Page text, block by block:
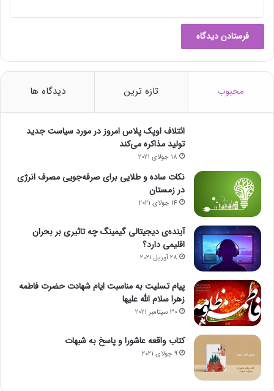
محبوب تازه ترین دیدگاه ها
ائتلاف اوپک پلاس امروز در مورد سیاست جدید
تولید مذاکره می‌کند
18 جولای 2021
نکات ساده و طلایی برای صرفه‌جویی مصرف انرژی
در زمستان
14 جولای 2021
آینده‌ی دیجیتالی گیمینگ چه تاثیری بر بحران
اقلیمی دارد؟
28 آوریل 2021
پیام تسلیت به مناسبت ایام شهادت حضرت فاطمه
زهرا سلام الله علیها
30 سپتامبر 2021
کتاب واقعه عاشورا و پاسخ به شبهات
9 جولای 2021